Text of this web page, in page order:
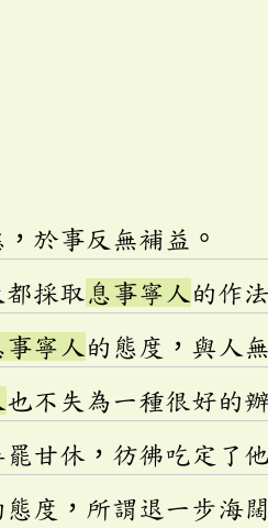
於事反無補益。
採取息事寧人的作
事寧人的態度，與人
也不失為一種很好的
甘休，彷彿吃定了
態度，所謂退一步海